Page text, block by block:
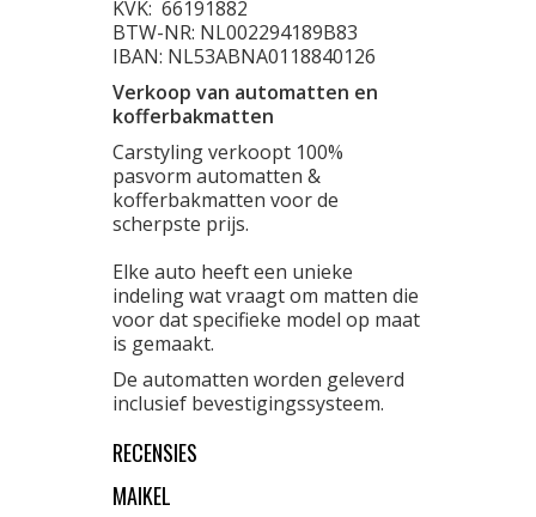
KVK: 66191882
BTW-NR: NL002294189B83
IBAN: NL53ABNA0118840126
Verkoop van automatten en
kofferbakmatten
Carstyling verkoopt 100%
pasvorm automatten &
kofferbakmatten voor de
scherpste prijs.
Elke auto heeft een unieke
indeling wat vraagt om matten die
voor dat specifieke model op maat
is gemaakt.
De automatten worden geleverd
inclusief bevestigingssysteem.
RECENSIES
MAIKEL